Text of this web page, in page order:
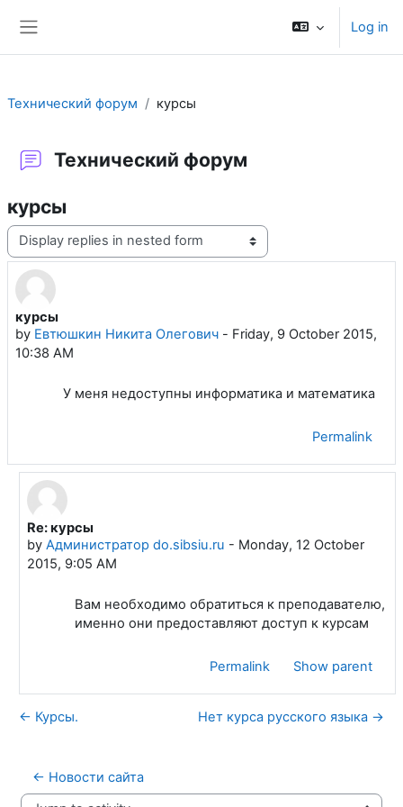
Log in
Технический форум курсы
Технический форум
курсы
Display mode
курсы
by Евтюшкин Никита Олегович - Friday, 9 October 2015,
10:38 AM
Number of replies: 1
У меня недоступны информатика и математика
Permalink
In reply to Евтюшкин Никита Олегович
Re: курсы
by Администратор do.sibsiu.ru - Monday, 12 October
2015, 9:05 AM
Вам необходимо обратиться к преподавателю,
именно они предоставляют доступ к курсам
Permalink Show parent
← Курсы. Нет курса русского языка →
← Новости сайта